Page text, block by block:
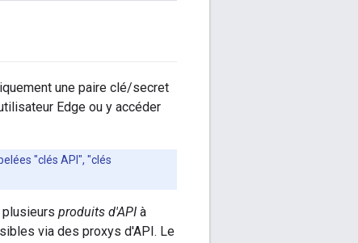
une paire clé/secret
Edge ou y accéder
"clés API", "clés
produits d'API à
via des proxys d'API. Le